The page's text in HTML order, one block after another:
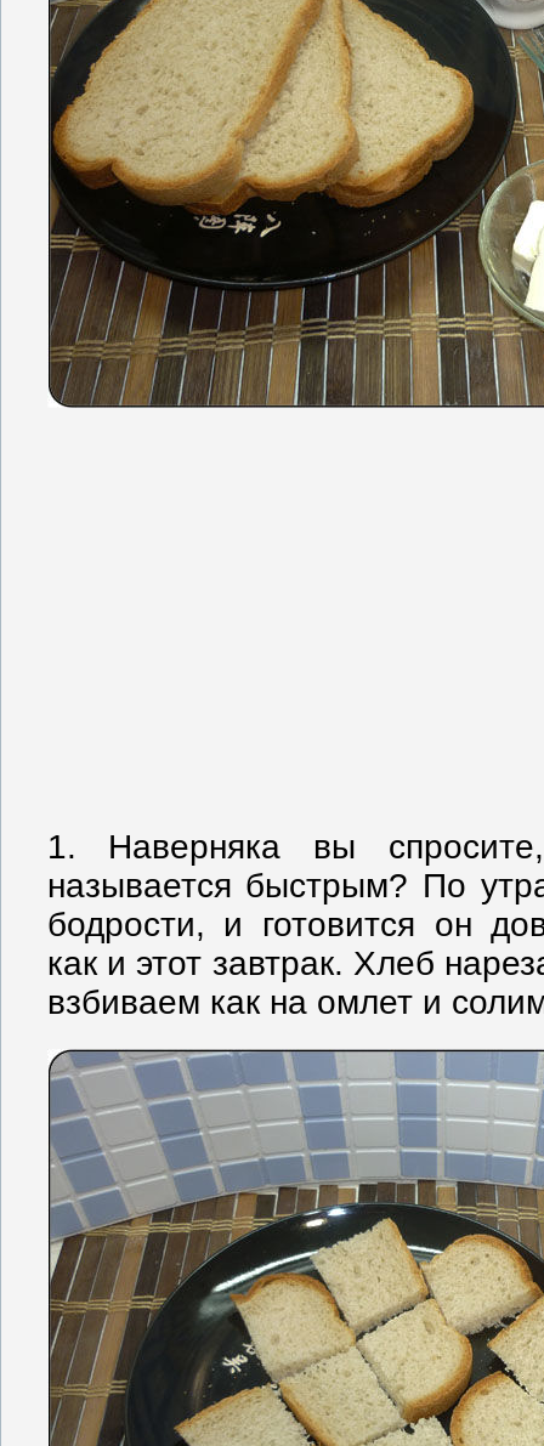
1. Наверняка вы
называется быстрым? По
бодрости, и готовится он
как и этот завтрак. Хлеб
взбиваем как на омлет и